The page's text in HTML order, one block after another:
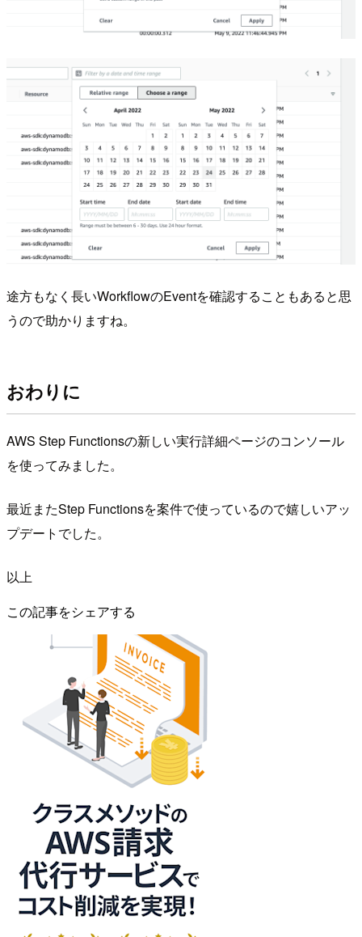
途方もなく長いWorkflowのEventを確認することもあると思
うので助かりますね。
おわりに
AWS Step Functionsの新しい実行詳細ページのコンソール
を使ってみました。
最近またStep Functionsを案件で使っているので嬉しいアッ
プデートでした。
以上
この記事をシェアする